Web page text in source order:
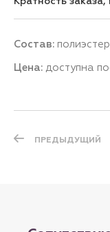
Состав:
Цена: доступна
ПРЕДЫДУЩИЙ